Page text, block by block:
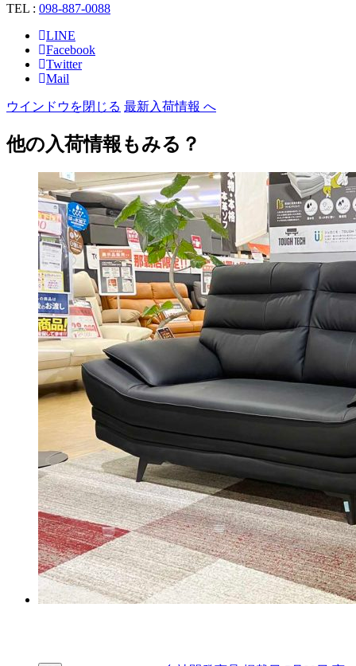
TEL : 098-887-0088
LINE
Facebook
Twitter
Mail
ウインドウを閉じる 最新入荷情報 へ
他の入荷情報もみる？